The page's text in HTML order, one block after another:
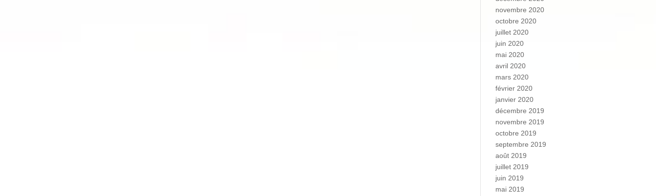
novembre 2020
octobre 2020
juillet 2020
juin 2020
mai 2020
avril 2020
mars 2020
février 2020
janvier 2020
décembre 2019
novembre 2019
octobre 2019
septembre 2019
août 2019
juillet 2019
juin 2019
mai 2019